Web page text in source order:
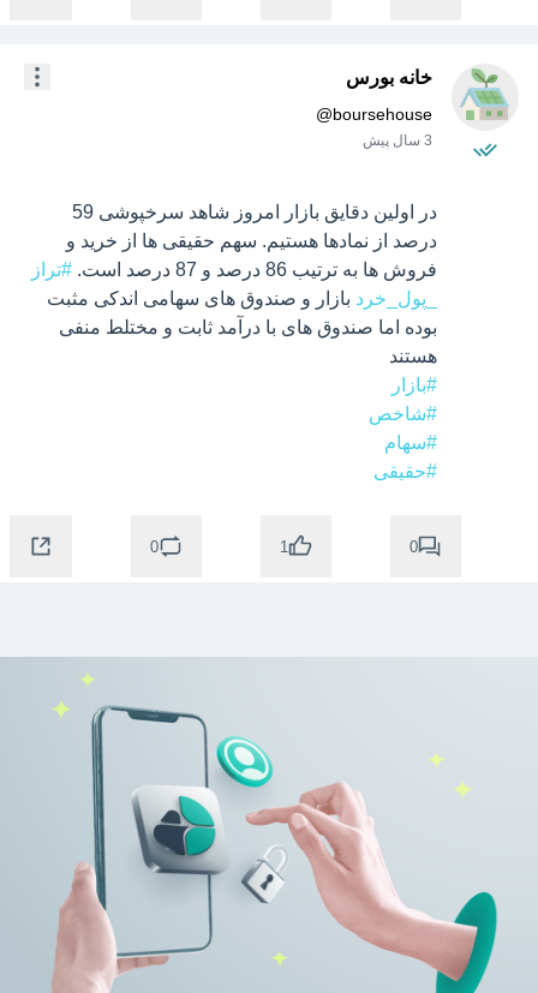
خانه بورس
@boursehouse
3 سال پیش
فروش ها به ترتیب 86 درصد و 87 درصد است.
#تراز
_پول_خرد
هستند
#بازار
#شاخص
#سهام
#حقیقی
0
1
0